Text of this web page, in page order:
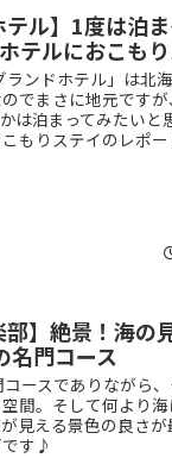
テル】1度は泊
テルにおこも
ンドホテル」は北
でまさに地元です
は泊まってみたい
もりステイのレポー
部】絶景！海の
門コース
ースでありながら
間。そして何より
見える景色の良さ
です♪